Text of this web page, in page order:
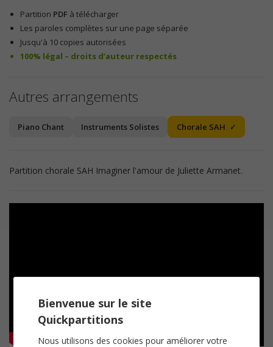
Partition PDF à télécharger
Les paroles complètes sur une page séparée
Jusqu'à 10 copies autorisées
100% légal – droits d’auteur respectés
Autres arrangements
Piano Chant Instruments Solistes Chorale SAH
Partition chorale SAH Imaginer l'amour de Juliette Armanet.
Bienvenue sur le site
Quickpartitions
Nous utilisons des cookies pour améliorer votre